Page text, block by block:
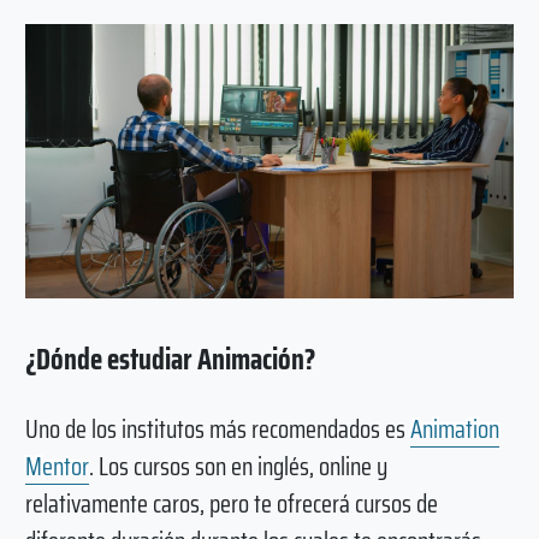
¿Dónde estudiar Animación?
Uno de los institutos más recomendados esAnimation
Mentor. Los cursos son en inglés, online y
relativamente caros, pero te ofrecerá cursos de